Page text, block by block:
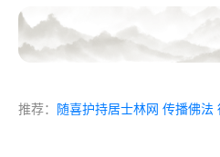
推荐： 随喜护持居士林网 传播佛法